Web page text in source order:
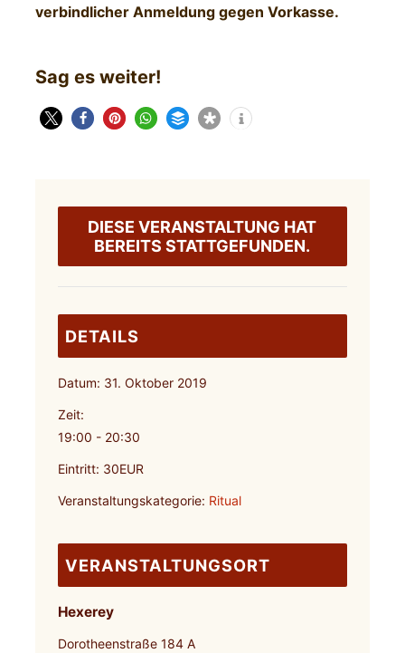
verbindlicher Anmeldung gegen Vorkasse.
Sag es weiter!
DIESE VERANSTALTUNG HAT
BEREITS STATTGEFUNDEN.
DETAILS
Datum: 31. Oktober 2019
Zeit:
19:00 - 20:30
Eintritt: 30EUR
Veranstaltungskategorie: Ritual
VERANSTALTUNGSORT
Hexerey
Dorotheenstraße 184 A